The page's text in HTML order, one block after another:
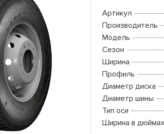
Артикул
Производитель
Модель
Сезон
Ширина
Профиль
Диаметр диска
Диаметр шины
Тип оси
Ширина в дюймах